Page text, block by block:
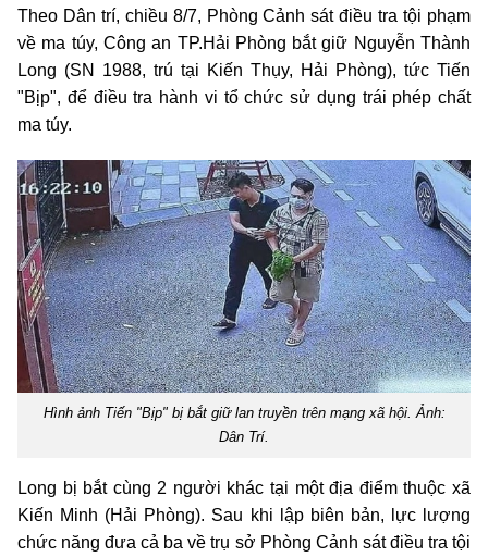
Theo Dân trí, chiều 8/7, Phòng Cảnh sát điều tra tội phạm
về ma túy, Công an TP.Hải Phòng bắt giữ Nguyễn Thành
Long (SN 1988, trú tại Kiến Thụy, Hải Phòng), tức Tiến
"Bịp", để điều tra hành vi tổ chức sử dụng trái phép chất
ma túy.
Hình ảnh Tiến "Bịp" bị bắt giữ lan truyền trên mạng xã hội. Ảnh:
Dân Trí.
Long bị bắt cùng 2 người khác tại một địa điểm thuộc xã
Kiến Minh (Hải Phòng). Sau khi lập biên bản, lực lượng
chức năng đưa cả ba về trụ sở Phòng Cảnh sát điều tra tội